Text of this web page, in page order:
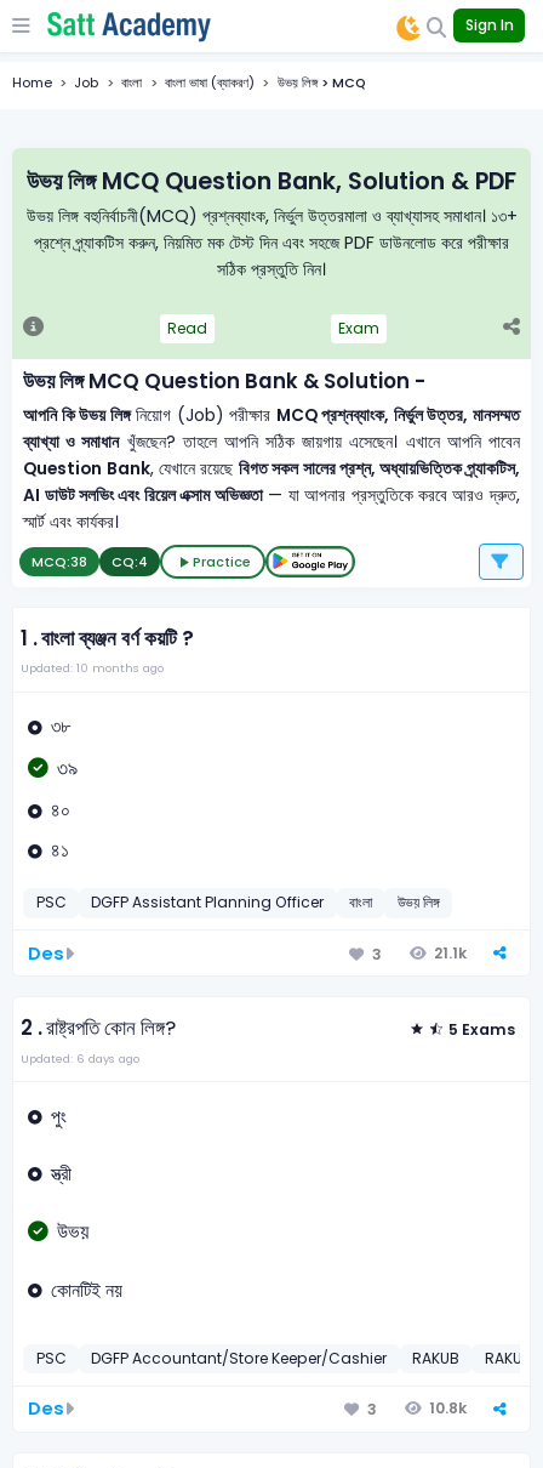
Sign In
Home Job বাংলা বাংলা ভাষা (ব্যাকরণ) উভয় লিঙ্গ > MCQ
উভয় লিঙ্গ MCQ Question Bank, Solution & PDF
উভয় লিঙ্গ বহুনির্বাচনী(MCQ) প্রশ্নব্যাংক, নির্ভুল উত্তরমালা ও ব্যাখ্যাসহ সমাধান। ১৩+
প্রশ্নে প্র্যাকটিস করুন, নিয়মিত মক টেস্ট দিন এবং সহজে PDF ডাউনলোড করে পরীক্ষার
সঠিক প্রস্তুতি নিন।
Read Exam
উভয় লিঙ্গ MCQ Question Bank & Solution -
আপনি কি উভয় লিঙ্গনিয়োগ (Job) পরীক্ষার MCQ প্রশ্নব্যাংক, নির্ভুল উত্তর, মানসম্মত
ব্যাখ্যা ও সমাধানখুঁজছেন? তাহলে আপনি সঠিক জায়গায় এসেছেন। এখানে আপনি পাবেন
Question Bank, যেখানে রয়েছে বিগত সকল সালের প্রশ্ন, অধ্যায়ভিত্তিক প্র্যাকটিস,
AI ডাউট সলভিং এবং রিয়েল এক্সাম অভিজ্ঞতা— যা আপনার প্রস্তুতিকে করবে আরও দ্রুত,
স্মার্ট এবং কার্যকর।
MCQ:38 CQ:4 Practice
1 .বাংলা ব্যঞ্জন বর্ণ কয়টি ?
Updated: 10 months ago
৩৮
৩৯
৪০
৪১
PSC DGFP Assistant Planning Officer বাংলা উভয় লিঙ্গ
Des 3 21.1k
2 .রাষ্ট্রপতি কোন লিঙ্গ? 5 Exams
Updated: 6 days ago
পুং
স্ত্রী
উভয়
কোনটিই নয়
PSC DGFP Accountant/Store Keeper/Cashier RAKUB
Des 3 10.8k